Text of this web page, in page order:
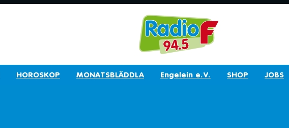
HOROSKOP MONATSBLÄDDLA Engelein e.V. SHOP JOBS